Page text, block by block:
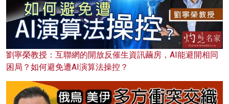
劉寧榮教授：互聯網的開放反催生資訊繭房，AI能避開相同
困局？如何避免遭AI演算法操控？